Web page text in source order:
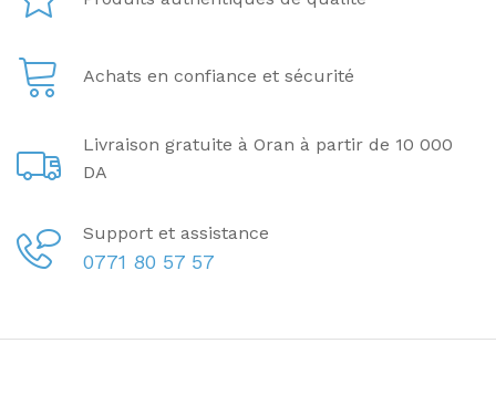
Achats en confiance et sécurité
Livraison gratuite à Oran à partir de 10 000
DA
Support et assistance
0771 80 57 57